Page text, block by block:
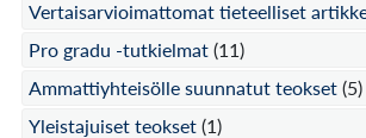
Vertaisarvioimattomat tieteelliset
Pro gradu -tutkielmat (11)
Ammattiyhteisölle suunnatut teokset (5)
Yleistajuiset teokset (1)